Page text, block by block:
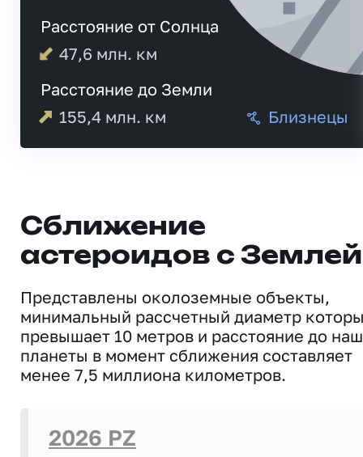
Расстояние от Солнца
47,6 млн. км
Расстояние до Земли
155,4 млн. км Близнецы
Сближение
астероидов с Землей
Представлены околоземные объекты,
минимальный рассчетный диаметр
превышает 10 метров и расстояние до
планеты в момент сближения составляет
менее 7,5 миллиона километров.
2026 PZ